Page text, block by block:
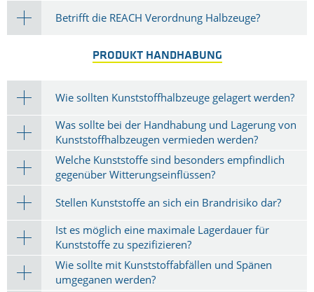
Betrifft die REACH Verordnung Halbzeuge?
PRODUKT HANDHABUNG
Wie sollten Kunststoffhalbzeuge gelagert werden?
Was sollte bei der Handhabung und Lagerung von
Kunststoffhalbzeugen vermieden werden?
Welche Kunststoffe sind besonders empfindlich
gegenüber Witterungseinflüssen?
Stellen Kunststoffe an sich ein Brandrisiko dar?
Ist es möglich eine maximale Lagerdauer für
Kunststoffe zu spezifizieren?
Wie sollte mit Kunststoffabfällen und Spänen
umgeganen werden?